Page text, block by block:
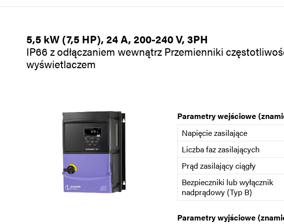
5,5 kW (7,5 HP), 24 A, 200-240 V, 3PH
IP66 z odłączaniem wewnątrz Przemienniki
wyświetlaczem
Parametry wejściowe
Napięcie zasilające
Liczba faz zasilających
Prąd zasilający ciągły
Bezpieczniki lub wyłącznik
nadprądowy (Typ B)
Parametry wyjściowe